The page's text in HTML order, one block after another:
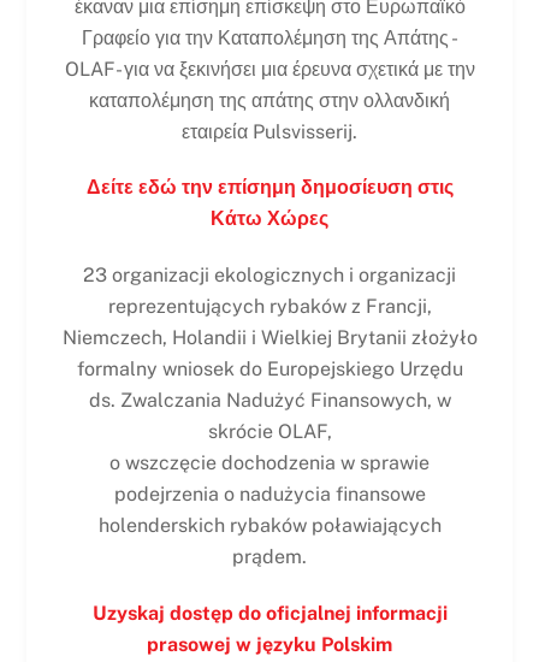
έκαναν μια επίσημη επίσκεψη στο Ευρωπαϊκό
Γραφείο για την Καταπολέμηση της Απάτης -
OLAF- για να ξεκινήσει μια έρευνα σχετικά με την
καταπολέμηση της απάτης στην ολλανδική
εταιρεία Pulsvisserij.
Δείτε εδώ την επίσημη δημοσίευση στις
Κάτω Χώρες
23 organizacji ekologicznych i organizacji
reprezentujących rybaków z Francji,
Niemczech, Holandii i Wielkiej Brytanii złożyło
formalny wniosek do Europejskiego Urzędu
ds. Zwalczania Nadużyć Finansowych, w
skrócie OLAF,
o wszczęcie dochodzenia w sprawie
podejrzenia o nadużycia finansowe
holenderskich rybaków poławiających
prądem.
Uzyskaj dostęp do oficjalnej informacji
prasowej w języku Polskim